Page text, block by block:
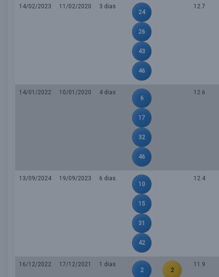
14/02/2023 11/02/2020
3 dias
24
26
43
46
12.7
14/01/2022 10/01/2020
4 dias
6
17
32
46
12.6
13/09/2024 19/09/2023
6 dias
10
15
31
42
12.4
16/12/2022 17/12/2021
1 dias
2
2
11.9